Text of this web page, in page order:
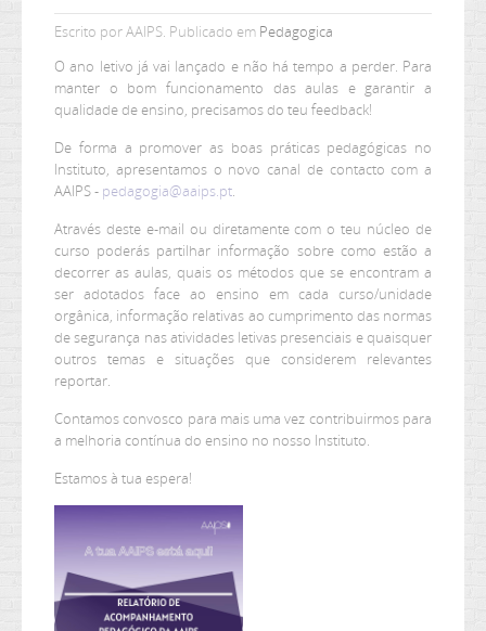
Escrito por AAIPS. Publicado em Pedagogica
O ano letivo já vai lançado e não há tempo a perder. Para
manter o bom funcionamento das aulas e garantir a
qualidade de ensino, precisamos do teu feedback!
De forma a promover as boas práticas pedagógicas no
Instituto, apresentamos o novo canal de contacto com a
AAIPS - pedagogia@aaips.pt.
Através deste e-mail ou diretamente com o teu núcleo de
curso poderás partilhar informação sobre como estão a
decorrer as aulas, quais os métodos que se encontram a
ser adotados face ao ensino em cada curso/unidade
orgânica, informação relativas ao cumprimento das normas
de segurança nas atividades letivas presenciais e quaisquer
outros temas e situações que considerem relevantes
reportar.
Contamos convosco para mais uma vez contribuirmos para
a melhoria contínua do ensino no nosso Instituto.
Estamos à tua espera!